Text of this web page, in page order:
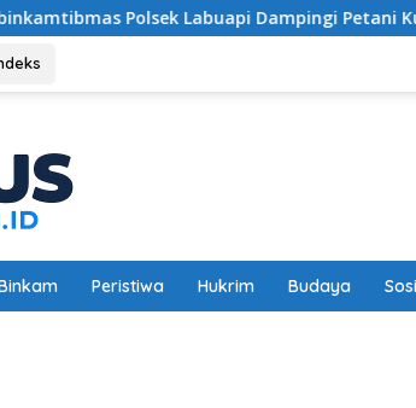
Dampingi Petani Kuranji Dalang
Peristiwa Hukrim Budaya